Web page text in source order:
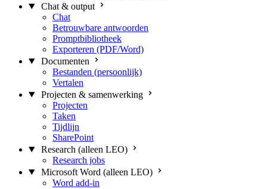
Chat & output
Chat
Betrouwbare antwoorden
Promptbibliotheek
Exporteren (PDF/Word)
Documenten
Bestanden (persoonlijk)
Vertalen
Projecten & samenwerking
Projecten
Taken
Tijdlijn
SharePoint
Research (alleen LEO)
Research jobs
Microsoft Word (alleen LEO)
Word add-in